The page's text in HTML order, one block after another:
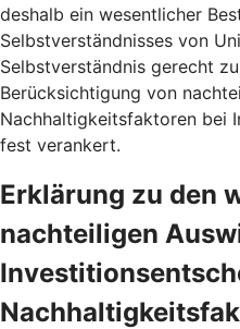
deshalb ein wesentlicher
Selbstverständnisses von
Selbstverständnis gerecht
Berücksichtigung von
Nachhaltigkeitsfaktoren bei
fest verankert.
Erklärung zu den
nachteiligen